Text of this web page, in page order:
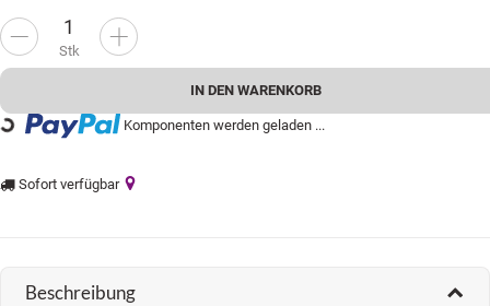
Stk
IN DEN WARENKORB
Komponenten werden geladen ...
Sofort verfügbar
Beschreibung